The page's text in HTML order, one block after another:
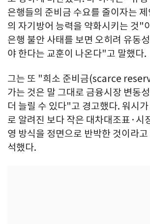
은행들의 준비금 수요를 줄이자는
의 자기방어 능력을 약화시키는 것"
은행 불안 사태를 보면 오히려 유동
야 한다는 교훈이 나온다"고 말했다.
그는 또 "희소 준비금(scarce
가는 것은 말 그대로 금융시장 변동
더 늘릴 수 있다"고 경고했다. 워시
로 알려진 보다 작은 대차대조표·시
영 방식을 정면으로 반박한 것이라고
석했다.